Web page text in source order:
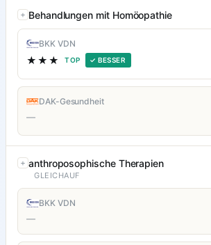
Behandlungen mit Homöopathie
BKK VDN
★★★ TOP ✓ BESSER
DAK-Gesundheit
—
anthroposophische Therapien
GLEICHAUF
BKK VDN
—